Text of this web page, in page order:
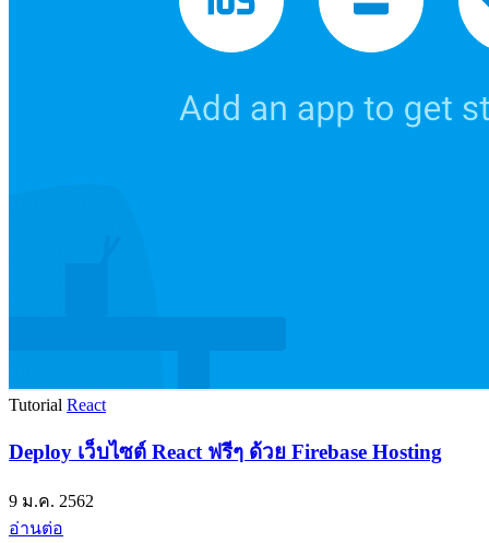
Tutorial React
Deploy เว็บไซต์ React ฟรีๆ ด้วย Firebase Hosting
9 ม.ค. 2562
อ่านต่อ